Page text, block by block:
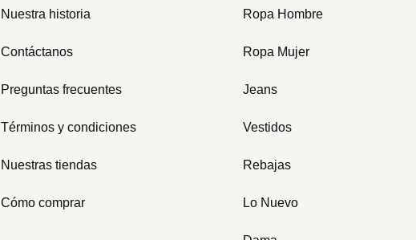
Nuestra historia
Contáctanos
Preguntas frecuentes
Términos y condiciones
Nuestras tiendas
Cómo comprar
Ropa Hombre
Ropa Mujer
Jeans
Vestidos
Rebajas
Lo Nuevo